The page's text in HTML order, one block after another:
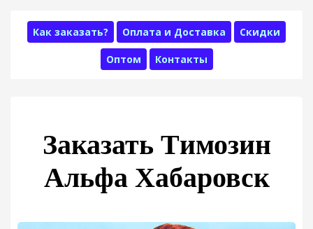
Как заказать? Оплата и Доставка Скидки
Оптом Контакты
Заказать Tимозин
Альфа Хабаровск